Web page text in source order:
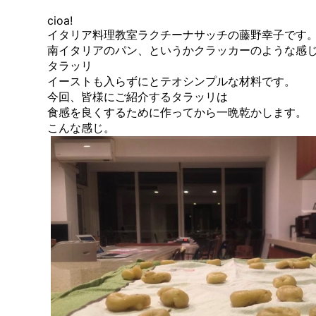
cioa!
イタリア料理教室ラクチーナサッチの藤野幸子です
南イタリアのパン、というかクラッカーのような感
タラッリ
イーストも入らずにとテオシンプルな材料です。
今回、皆様にご紹介するタラッリは
食感を良くするために作ってから一晩乾かします。
こんな感じ。